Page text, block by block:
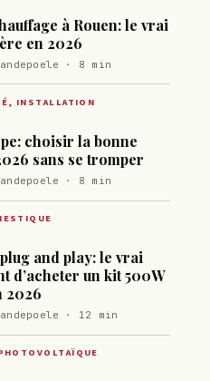
à Rouen: le vrai
en 2026
· 8 min
INSTALLATION
choisir la bonne
sans se tromper
· 8 min
and play: le vrai
d’acheter un kit 500W
2026
· 12 min